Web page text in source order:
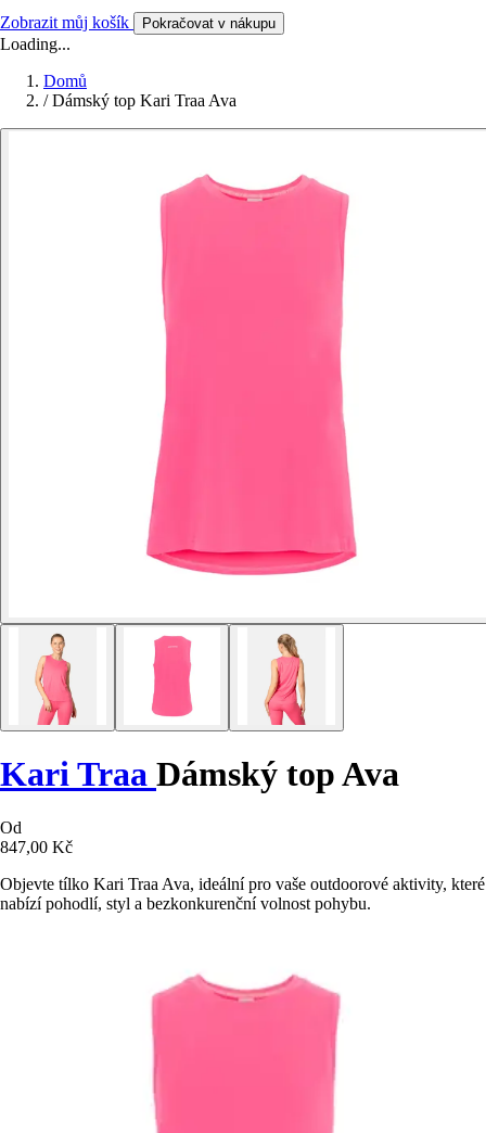
Zobrazit můj košík Pokračovat v nákupu
Loading...
Domů
/ Dámský top Kari Traa Ava
Kari Traa Dámský top Ava
Od
847,00 Kč
Objevte tílko Kari Traa Ava, ideální pro vaše outdoorové aktivity, které
nabízí pohodlí, styl a bezkonkurenční volnost pohybu.